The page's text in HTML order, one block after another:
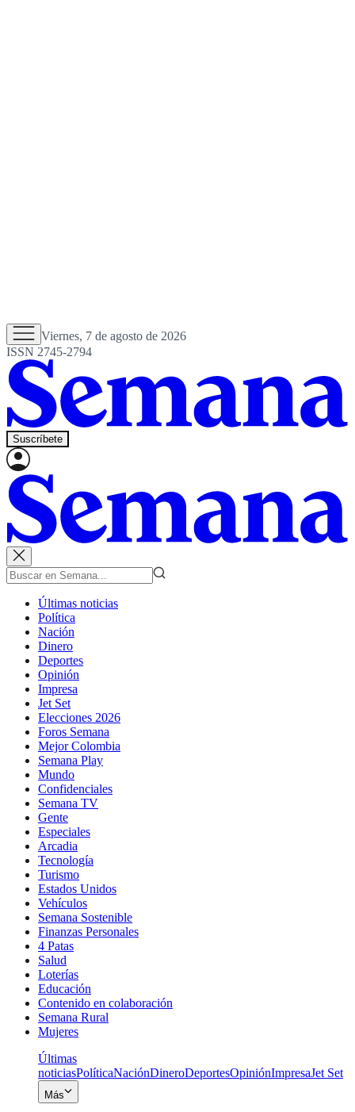
Viernes, 7 de agosto de 2026
ISSN 2745-2794
Suscríbete
Últimas noticias
Política
Nación
Dinero
Deportes
Opinión
Impresa
Jet Set
Elecciones 2026
Foros Semana
Mejor Colombia
Semana Play
Mundo
Confidenciales
Semana TV
Gente
Especiales
Arcadia
Tecnología
Turismo
Estados Unidos
Vehículos
Semana Sostenible
Finanzas Personales
4 Patas
Salud
Loterías
Educación
Contenido en colaboración
Semana Rural
Mujeres
Últimas
noticiasPolíticaNaciónDineroDeportesOpiniónImpresaJet Set
Más